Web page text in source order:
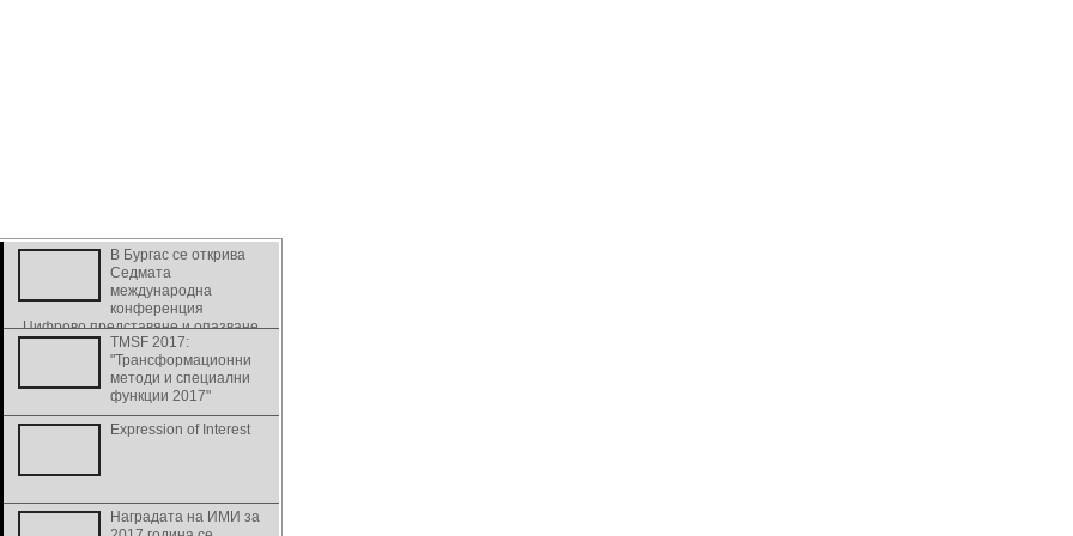
В Бургас се открива
Седмата
международна
конференция
„Цифрово представяне и опазване
на културно и научно наследство” -
TMSF 2017:
"Трансформационни
методи и специални
функции 2017"
Expression of Interest
Наградата на ИМИ за